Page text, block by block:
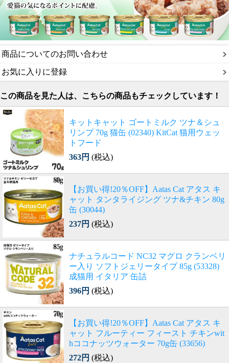
商品についてのお問い合わせ
お気に入りに登録
この商品を見た人は、こちらの商品もチェックしています！
キットキャット ゴートミルク ツナ＆シュ
リンプ 70g 猫缶 (02340) KitCat 猫用ウェッ
トフード
363円 (税込)
【お買い得!20％OFF】Aatas Cat アタス キ
ャット タンタライジング ツナ&チキン 80g
缶 (30044)
237円 (税込)
ナチュラルコード NC32 マグロ クランベリ
ー入り ソフトジェリータイプ 85g (53328)
成猫用 イタリア 缶詰
396円 (税込)
【お買い得!20％OFF】Aatas Cat アタス キ
ャット フルーティー フィースト チキンwit
hココナッツウォーター 70g缶 (33656)
272円 (税込)